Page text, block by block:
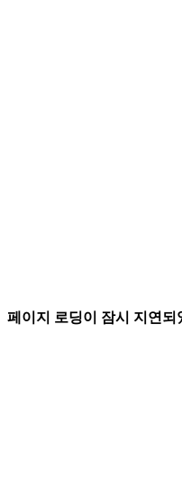
페이지 로딩이 잠시 지연